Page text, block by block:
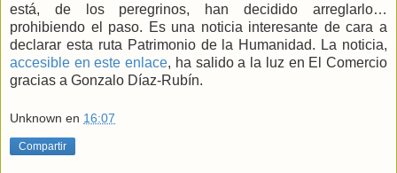
está, de los peregrinos, han decidido arreglarlo…
prohibiendo el paso. Es una noticia interesante de cara a
declarar esta ruta Patrimonio de la Humanidad. La noticia,
accesible en este enlace, ha salido a la luz en El Comercio
gracias a Gonzalo Díaz-Rubín.
Unknown en 16:07
Compartir